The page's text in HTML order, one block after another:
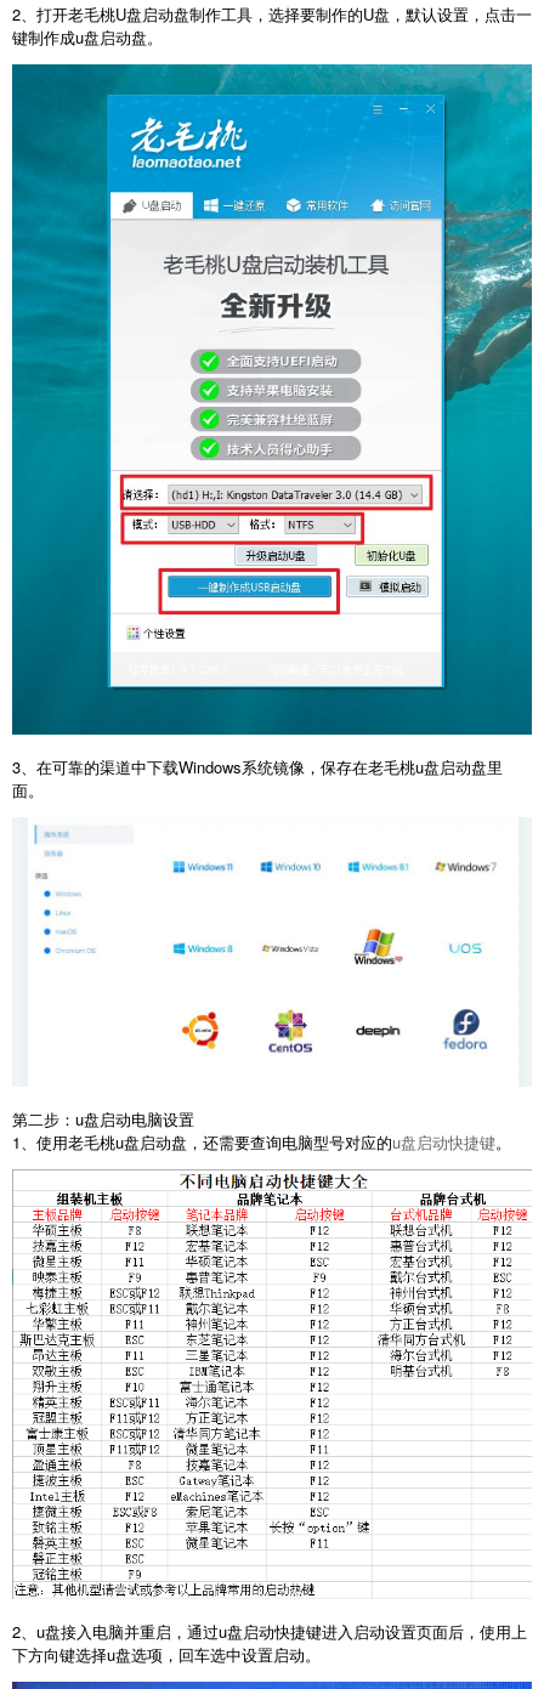
2、打开老毛桃U盘启动盘制作工具，选择要制作的U盘，默认设置，点击一
键制作成u盘启动盘。
3、在可靠的渠道中下载Windows系统镜像，保存在老毛桃u盘启动盘里
面。
第二步：u盘启动电脑设置
1、使用老毛桃u盘启动盘，还需要查询电脑型号对应的u盘启动快捷键。
2、u盘接入电脑并重启，通过u盘启动快捷键进入启动设置页面后，使用上
下方向键选择u盘选项，回车选中设置启动。